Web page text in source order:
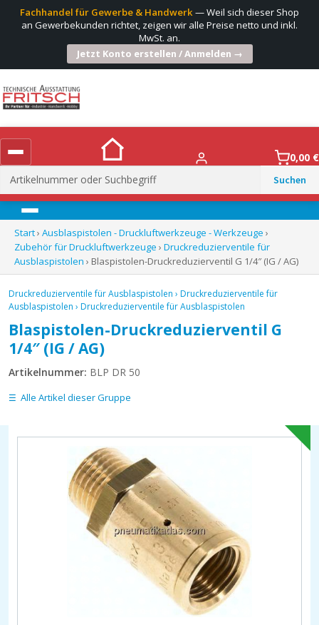
Fachhandel für Gewerbe & Handwerk— Weil sich dieser Shop
an Gewerbekunden richtet, zeigen wir alle Preise netto und inkl.
MwSt. an.
Jetzt Konto erstellen / Anmelden →
Suchen
nach:
0,00 €
Menü
Start› Ausblaspistolen - Druckluftwerkzeuge - Werkzeuge ›
Zubehör für Druckluftwerkzeuge › Druckreduzierventile für
Ausblaspistolen › Blaspistolen-Druckreduzierventil G 1/4″ (IG / AG)
Druckreduzierventile für Ausblaspistolen › Druckreduzierventile für
Ausblaspistolen › Druckreduzierventile für Ausblaspistolen
Blaspistolen-Druckreduzierventil G
1/4″ (IG / AG)
Artikelnummer: BLP DR 50
Alle Artikel dieser Gruppe